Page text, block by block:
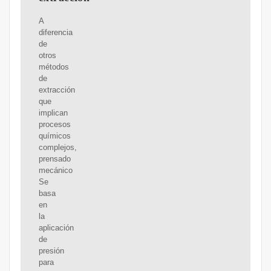
A
diferencia
de
otros
métodos
de
extracción
que
implican
procesos
químicos
complejos,
prensado
mecánico
Se
basa
en
la
aplicación
de
presión
para